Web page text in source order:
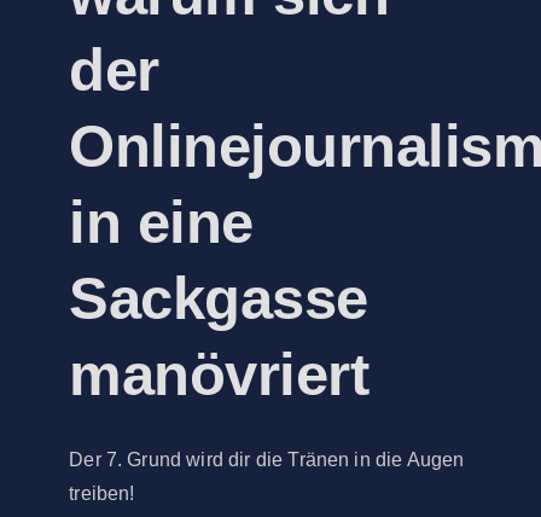
der
in eine
Sackgasse
manövriert
Der 7. Grund wird dir die Tränen in die Augen
treiben!